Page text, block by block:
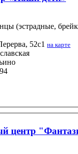
(эстрадные,
52с1 на карте
центр